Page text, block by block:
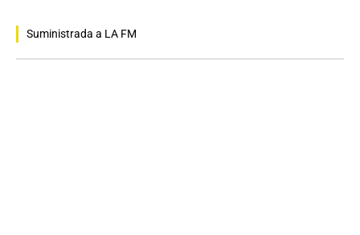
Suministrada a LA FM